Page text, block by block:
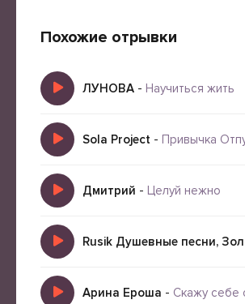
Похожие отрывки
ЛУНОВА - Научиться жить
Sola Project - Привычка
Дмитрий - Целуй нежно
Арина Ероша - Скажу себе